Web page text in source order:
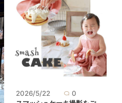
2026/5/22
0